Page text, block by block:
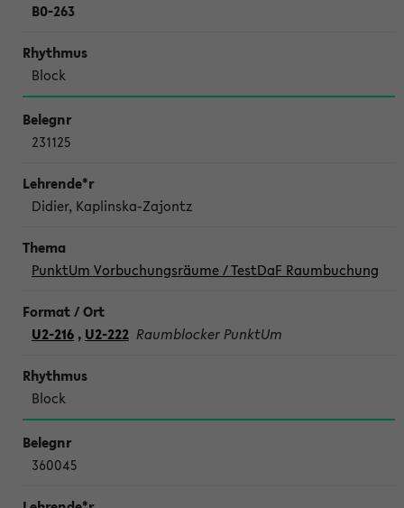
B0-263
Block
231125
Didier, Kaplinska-Zajontz
PunktUm Vorbuchungsräume / TestDaF Raumbuchung
U2-216 , U2-222 Raumblocker PunktUm
Block
360045